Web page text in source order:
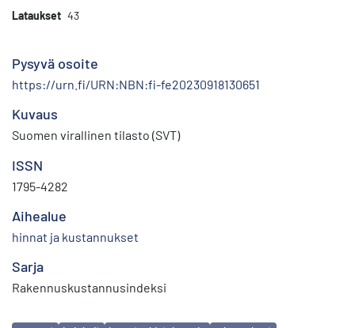
Lataukset 43
Pysyvä osoite
https://urn.fi/URN:NBN:fi-fe20230918130651
Kuvaus
Suomen virallinen tilasto (SVT)
ISSN
1795-4282
Aihealue
hinnat ja kustannukset
Sarja
Rakennuskustannusindeksi
Avainsanat